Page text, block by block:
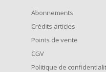
Abonnements
Crédits articles
Points de vente
CGV
Politique de